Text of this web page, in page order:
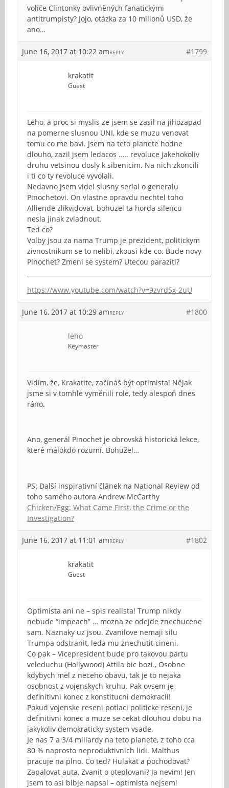
voliče Clintonky ovlivněných fanatickými
antitrumpisty? Jojo, otázka za 10 milionů USD, že
ano…
June 16, 2017 at 10:22 am #1799
REPLY
krakatit
Guest
Leho, a proc si myslis ze jsem se zasil na jihozapad
na pomerne slusnou UNI, kde se muzu venovat
tomu co me bavi. Jsem na teto planete hodne
dlouho, zazil jsem ledacos ….. revoluce jakehokoliv
druhu vetsinou dosly k sibenicim. Na nich zkoncili
i ti co ty revoluce vyvolali.
Nedavno jsem videl slusny serial o generalu
Pinochetovi. On vlastne opravdu nechtel toho
Alliende zlikvidovat, bohuzel ta horda silencu
nesla jinak zvladnout.
Ted co?
Volby jsou za nama Trump je prezident, politickym
zivnostnikum se to nelibi, zkousi kde co. Bude novy
Pinochet? Zmeni se system? Utecou paraziti?
https://www.youtube.com/watch?v=9zvrd5x-2uU
June 16, 2017 at 10:29 am #1800
REPLY
leho
Keymaster
Vidím, že, Krakatite, začínáš být optimista! Nějak
jsme si v tomhle vyměnili role, tedy alespoň dnes
ráno.
Ano, generál Pinochet je obrovská historická lekce,
které málokdo rozumí. Bohužel…
PS: Další inspirativní článek na National Review od
toho samého autora Andrew McCarthy
Chicken/Egg: What Came First, the Crime or the
Investigation?
June 16, 2017 at 11:01 am #1802
REPLY
krakatit
Guest
Optimista ani ne – spis realista! Trump nikdy
nebude “impeach” … mozna ze odejde znechucene
sam. Naznaky uz jsou. Zvanilove nemaji silu
Trumpa odstranit, leda mu znechutit cineni.
Co pak – Vicepresident bude pro takovou partu
veleduchu (Hollywood) Attila bic bozi., Osobne
kdybych mel z neceho obavu, tak je to nejaka
osobnost z vojenskych kruhu. Pak ovsem je
definitivni konec z konstitucni demokracii!
Pokud vojenske reseni potlaci politicke reseni, je
definitivni konec a muze se cekat dlouhou dobu na
jakykoliv demokraticky system vsade.
Je nas 7 a 3/4 miliardy na teto planete, z toho cca
80 % naprosto neproduktivnich lidi. Malthus
pracuje na plno. Co ted? Hulakat a pochodovat?
Zapalovat auta, Zvanit o oteplovani? Ja nevim! Jen
jsem to asi blbje napsal – optimista nejsem!